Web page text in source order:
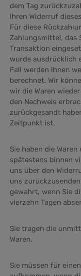
dem Tag
Ihren Widerruf
Für diese
Zahlungsmittel, das
Transaktion
wurde ausdrücklich
Fall werden Ihnen
berechnet. Wir
wir die Waren
den Nachweis
zurückgesandt
Zeitpunkt ist.
Sie haben die
spätestens binnen
uns über den
uns
gewahrt, wenn Sie
vierzehn Tagen
Sie tragen die
Waren.
Sie müssen für